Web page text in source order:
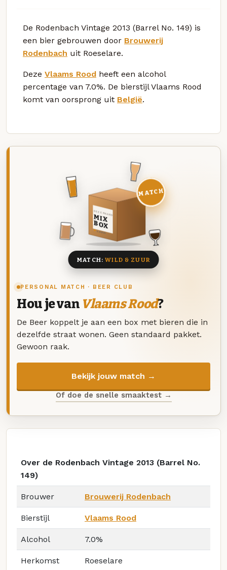
De Rodenbach Vintage 2013 (Barrel No. 149) is
een bier gebrouwen door Brouwerij
Rodenbach uit Roeselare.
Deze Vlaams Rood heeft een alcohol
percentage van 7.0%. De bierstijl Vlaams Rood
komt van oorsprong uit België.
PERSONAL MATCH · BEER CLUB
Hou je van Vlaams Rood?
De Beer koppelt je aan een box met bieren die in
dezelfde straat wonen. Geen standaard pakket.
Gewoon raak.
Bekijk jouw match →
Of doe de snelle smaaktest →
DEZE MAAND
MIX
BOX
8 BIEREN
MATCH
MATCH:WILD & ZUUR
Over de Rodenbach Vintage 2013 (Barrel No.
149)
Brouwer Brouwerij Rodenbach
Bierstijl Vlaams Rood
Alcohol 7.0%
Herkomst Roeselare